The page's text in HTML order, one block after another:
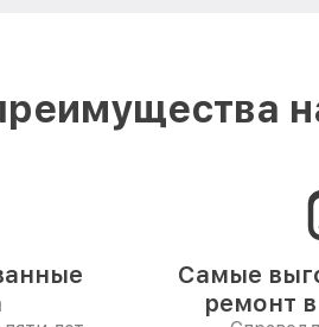
Самые
ремонт